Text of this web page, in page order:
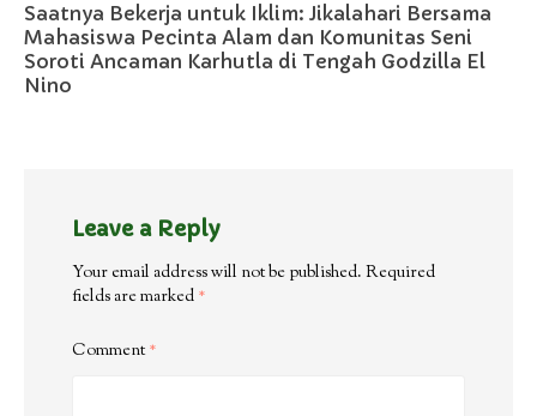
Saatnya Bekerja untuk Iklim: Jikalahari Bersama
Mahasiswa Pecinta Alam dan Komunitas Seni
Soroti Ancaman Karhutla di Tengah Godzilla El
Nino
Leave a Reply
Your email address will not be published. Required
fields are marked *
Comment*